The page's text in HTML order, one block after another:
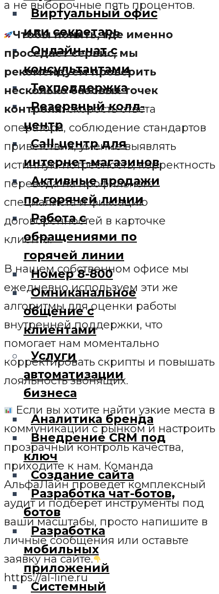
Виртуальный офис
или секретарь
Онлайн-чат с
консультантами
Техподдержка
Резервный колл-
центр
Call-центр для
интернет-магазинов
Активные продажи
по горячей линии
Работа с
обращениями по
горячей линии
Номер 8-800
Омниканальное
общение с
клиентами
Услуги
автоматизации
бизнеса
Аналитика бренда
Внедрение CRM под
ключ
Создание сайта
Разработка чат-ботов,
ботов
Разработка
мобильных
приложений
Системный
а не выборочные пять процентов.
Чтобы понять, где именно
проседает сервис, мы
рекомендуем проверить
несколько базовых точек
контроля:скорость ответа
оператора, соблюдение стандартов
приветствия, умение выявлять
истинную потребность, корректность
перевода на профильного
специалиста и фиксацию
договоренностей в карточке
клиента.
В нашем собственном офисе мы
ежедневно используем эти же
алгоритмы для оценки работы
внутренней поддержки, что
помогает нам моментально
корректировать скрипты и повышать
лояльность звонящих.
Если вы хотите найти узкие места в
коммуникации с рынком и настроить
прозрачный контроль качества,
приходите к нам. Команда
АльфаЛайн проведет комплексный
аудит и подберет инструменты под
ваши масштабы, просто напишите в
личные сообщения или оставьте
заявку на сайте.
https://al-line.ru